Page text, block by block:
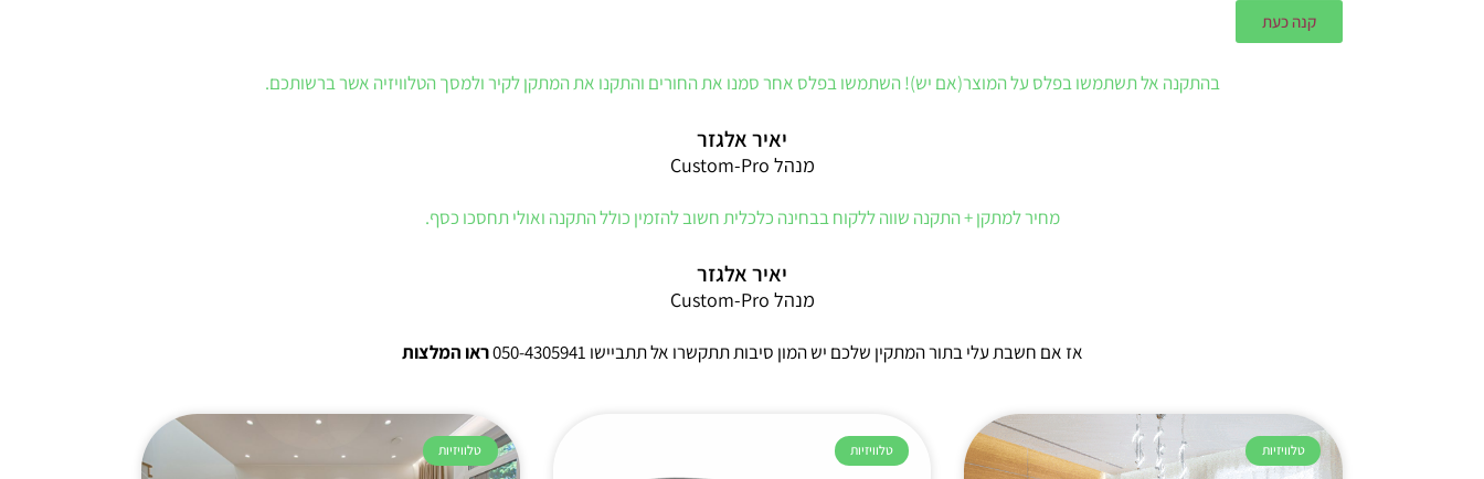
קנה כעת
בהתקנה אל תשתמשו בפלס על המוצר(אם יש)! השתמשו בפלס אחר סמנו את החורים והתקנו את המתקן לקיר ולמסך הטלוויזיה אשר ברשותכם.
יאיר אלגזר
מנהל Custom-Pro
מחיר למתקן + התקנה שווה ללקוח בבחינה כלכלית חשוב להזמין כולל התקנה ואולי תחסכו כסף.
יאיר אלגזר
מנהל Custom-Pro
אז אם חשבת עלי בתור המתקין שלכם יש המון סיבות תתקשרו אל תתביישו 050-4305941 ראו המלצות
טלוויזיות טלוויזיות טלוויזיות